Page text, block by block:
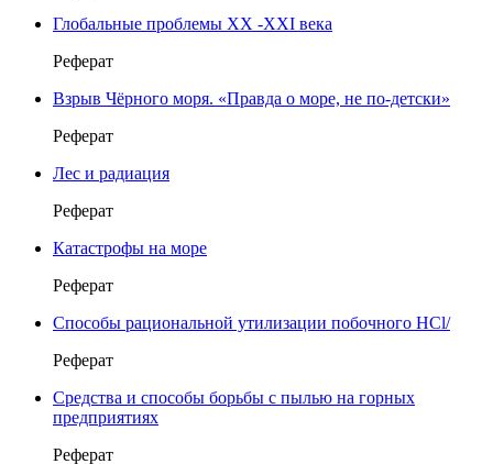
Глобальные проблемы ХХ -ХХI века
Реферат
Взрыв Чёрного моря. «Правда о море, не по-детски»
Реферат
Лес и радиация
Реферат
Катастрофы на море
Реферат
Способы рациональной утилизации побочного HCl/
Реферат
Средства и способы борьбы с пылью на горных
предприятиях
Реферат